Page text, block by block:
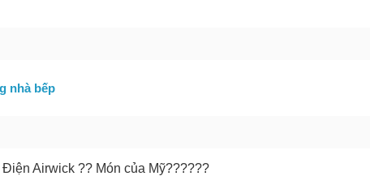
nhà bếp
Airwick ?? Món của Mỹ??????